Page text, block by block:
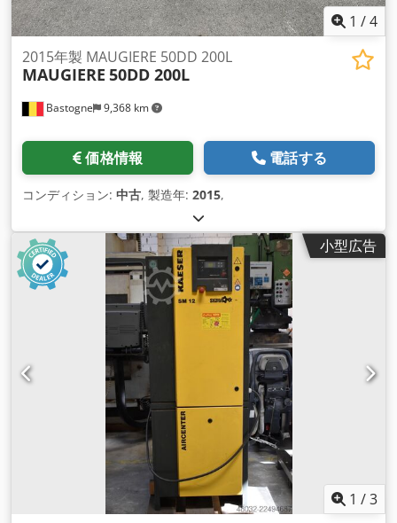
1 /4
Bastogne 9,368 km
2015年製 MAUGIERE 50DD 200L
MAUGIERE 50DD 200L
価格情報 電話する
コンディション: 中古, 製造年: 2015,
小型広告
1 /3